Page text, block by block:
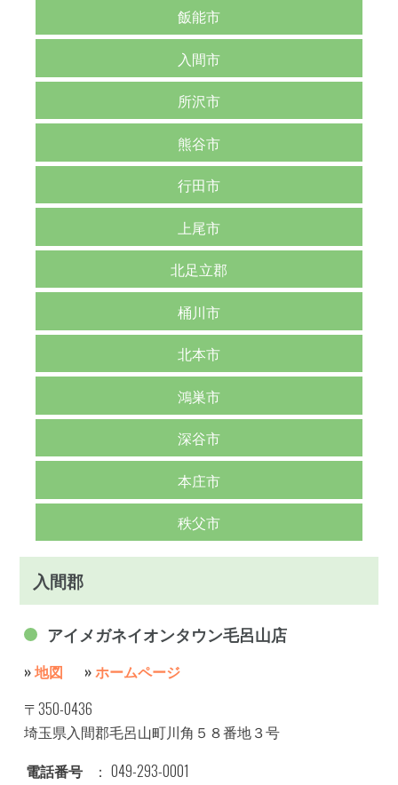
飯能市
入間市
所沢市
熊谷市
行田市
上尾市
北足立郡
桶川市
北本市
鴻巣市
深谷市
本庄市
秩父市
入間郡
アイメガネイオンタウン毛呂山店
»地図 »ホームページ
〒350-0436
埼玉県入間郡毛呂山町川角５８番地３号
電話番号
： 049-293-0001